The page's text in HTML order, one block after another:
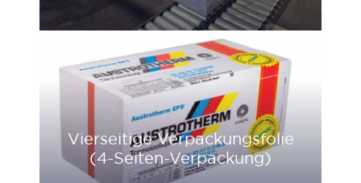
Vierseitige Verpackungsfolie
(4-Seiten-Verpackung)